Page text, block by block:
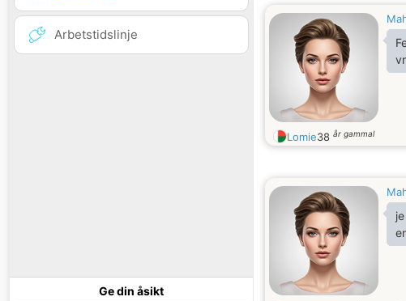
Arbetstidslinje
Ge din åsikt
Lomie38 år gammal